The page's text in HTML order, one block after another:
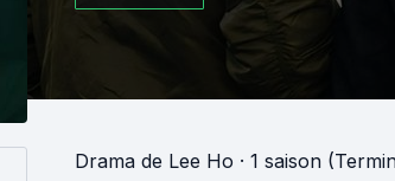
Drama de Lee Ho · 1 saison